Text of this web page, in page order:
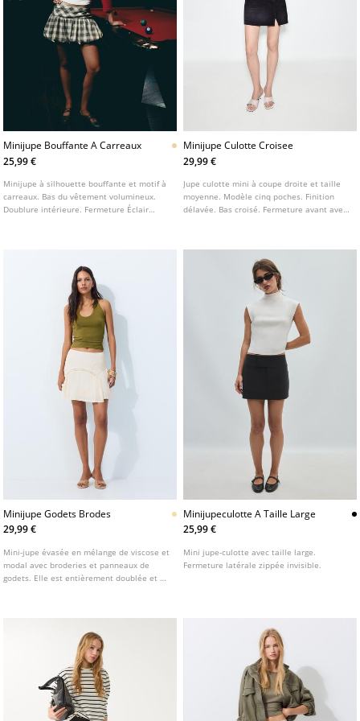
Minijupe Bouffante A Carreaux
25,99 €
Minijupe à silhouette bouffante et motif à
carreaux. Bas du vêtement volumineux.
Doublure intérieure. Fermeture Éclair
Minijupe Culotte Croisee
29,99 €
Jupe culotte mini à coupe droite et taille
moyenne. Modèle cinq poches. Finition
délavée. Bas croisé. Fermeture avant avec
Minijupe Godets Brodes
29,99 €
Mini-jupe évasée en mélange de viscose et
modal avec broderies et panneaux de
godets. Elle est entièrement doublée et se
Minijupeculotte A Taille Large
25,99 €
Mini jupe-culotte avec taille large.
Fermeture latérale zippée invisible.